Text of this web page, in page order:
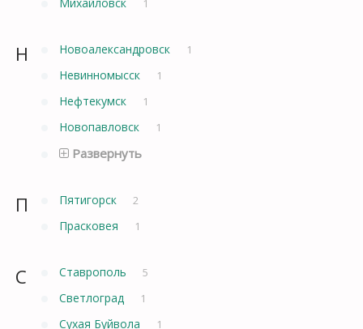
Н Новоалександровск 1
Невинномысск 1
Нефтекумск 1
Новопавловск 1
Развернуть
П Пятигорск 2
Прасковея 1
С Ставрополь 5
Светлоград 1
Сухая Буйвола 1